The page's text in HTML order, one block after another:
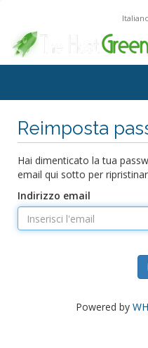
Reimposta
Hai dimenticato la tua
email qui sotto per
Indirizzo email
Powered by